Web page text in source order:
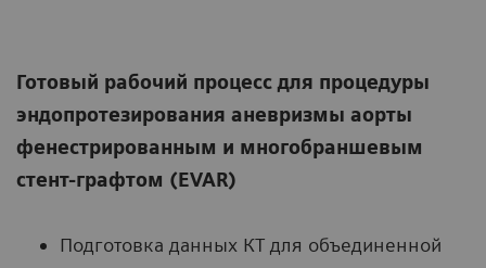
Готовый рабочий процесс для процедуры
эндопротезирования аневризмы аорты
фенестрированным и многобраншевым
стент-графтом (EVAR)
Подготовка данных КТ для объединенной